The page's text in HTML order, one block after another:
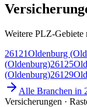
Weitere PLZ-Gebiete
26121Oldenburg
(Oldenburg)26125
(Oldenburg)26129
Alle Branchen in
Versicherungen ·